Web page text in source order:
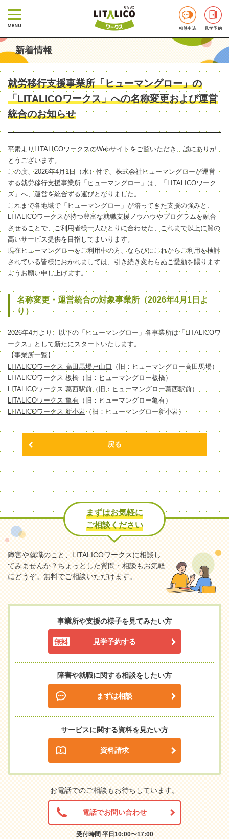
相談申込 見学予約
新着情報
就労移行支援事業所「ヒューマングロー」の
「LITALICOワークス」への名称変更および運営
統合のお知らせ
平素よりLITALICOワークスのWebサイトをご覧いただき、誠にありが
とうございます。
この度、2026年4月1日（水）付で、株式会社ヒューマングローが運営
する就労移行支援事業所「ヒューマングロー」は、「LITALICOワーク
ス」へ、運営を統合する運びとなりました。
これまで各地域で「ヒューマングロー」が培ってきた支援の強みと、
LITALICOワークスが持つ豊富な就職支援ノウハウやプログラムを融合
させることで、ご利用者様一人ひとりに合わせた、これまで以上に質の
高いサービス提供を目指してまいります。
現在ヒューマングローをご利用中の方、ならびにこれからご利用を検討
されている皆様におかれましては、引き続き変わらぬご愛顧を賜ります
ようお願い申し上げます。
名称変更・運営統合の対象事業所（2026年4月1日よ
り）
2026年4月より、以下の「ヒューマングロー」各事業所は「LITALICOワ
ークス」として新たにスタートいたします。
【事業所一覧】
LITALICOワークス 高田馬場戸山口 （旧：ヒューマングロー高田馬場）
LITALICOワークス 板橋（旧：ヒューマングロー板橋）
LITALICOワークス 葛西駅前 （旧：ヒューマングロー葛西駅前）
LITALICOワークス 亀有（旧：ヒューマングロー亀有）
LITALICOワークス 新小岩（旧：ヒューマングロー新小岩）
戻る
まずはお気軽に
ご相談ください
障害や就職のこと、LITALICOワークスに相談し
てみませんか？ちょっとした質問・相談もお気軽
にどうぞ。無料でご相談いただけます。
事業所や支援の様子を見てみたい方
見学予約する
障害や就職に関する相談をしたい方
まずは相談
サービスに関する資料を見たい方
資料請求
お電話でのご相談もお待ちしています。
電話でお問い合わせ
受付時間 平日10:00〜17:00